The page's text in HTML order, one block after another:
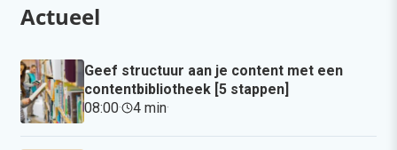
Actueel
Geef structuur aan je content met een
contentbibliotheek [5 stappen]
08:00· 4 min·